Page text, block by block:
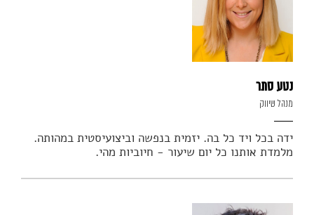
נטע סתר
מנהל שיווק
ידה בכל ויד כל בה. יזמית בנפשה וביצועיסטית במהותה.
מלמדת אותנו כל יום שיעור - חיוביות מהי.